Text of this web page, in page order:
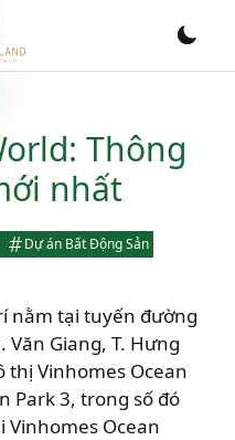
Thông
nhất
Dự án Bất Động Sản
nằm tại tuyến đường
Văn Giang, T. Hưng
thị Vinhomes Ocean
Park 3, trong số đó
Ocean